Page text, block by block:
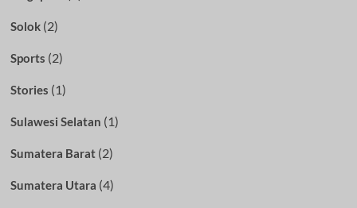
Solok(2)
Sports (2)
Stories (1)
Sulawesi Selatan (1)
Sumatera Barat(2)
Sumatera Utara (4)